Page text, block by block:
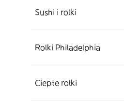
Sushi i rolki
Rolki Philadelphia
Ciepłe rolki